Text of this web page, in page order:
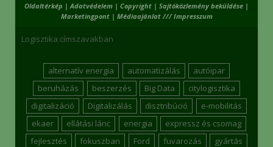
Oldaltérkép | Adatvédelem | Copyright | Sajtóközlemény beküldése |
Marketingpont| Médiaajánlat /// Impresszum
Logisztika címszavakban
alternatív energia automatizálás
autóipar
beruházás
beszerzés Big Data
citylogisztika
digitalizáció
Digitalizálás disztribúció
e-mobilitás
ekaer
ellátási lánc energia
expressz és csomag
fejlesztés
fokuszban Ford fuvarozás
gyártás